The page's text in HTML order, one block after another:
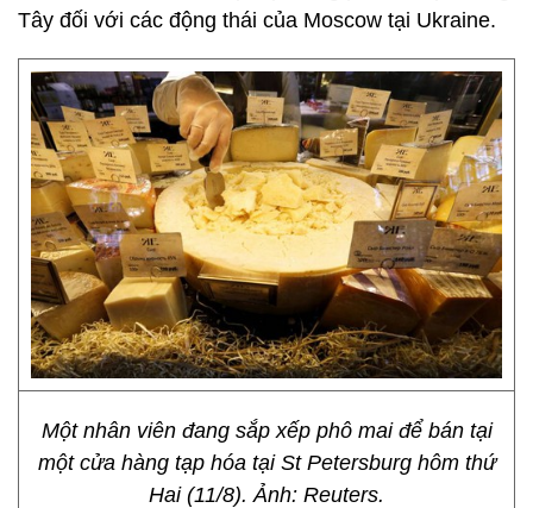
Tây đối với các động thái của Moscow tại Ukraine.
Một nhân viên đang sắp xếp phô mai để bán tại
một cửa hàng tạp hóa tại St Petersburg hôm thứ
Hai (11/8). Ảnh: Reuters.